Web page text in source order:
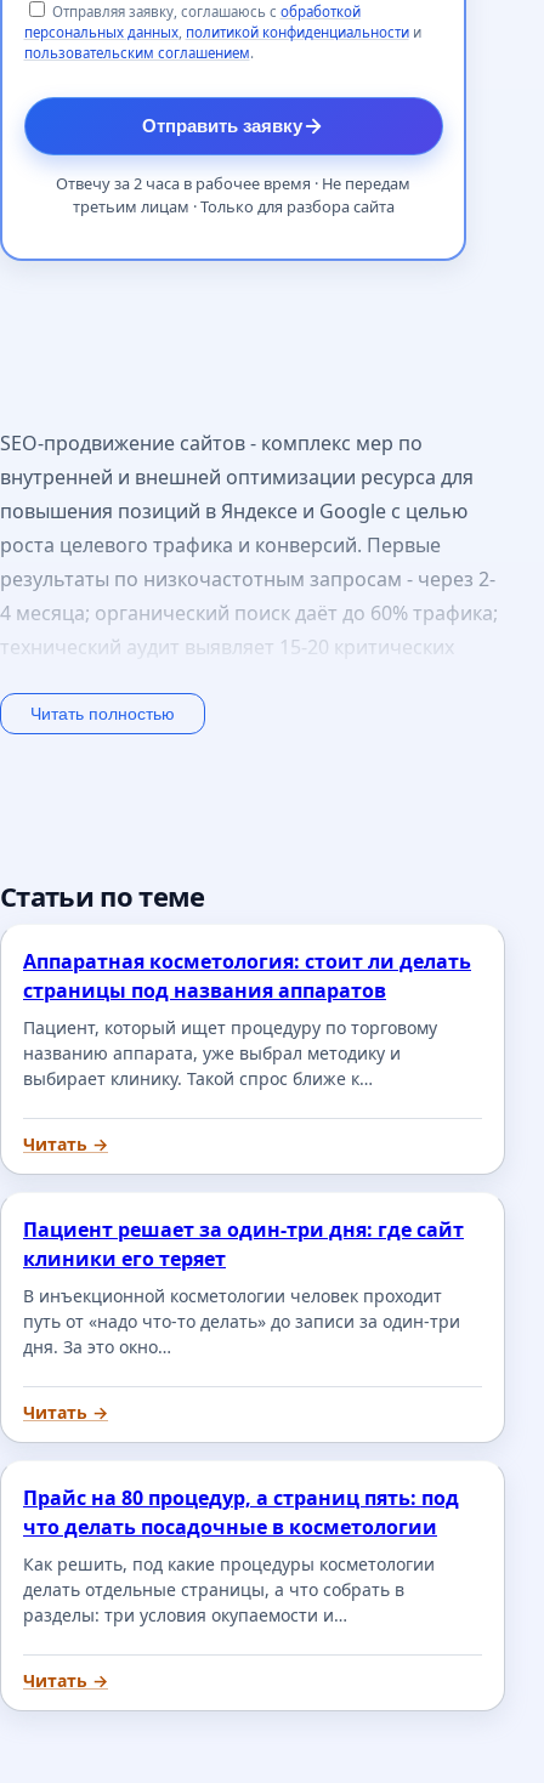
Отправляя заявку, соглашаюсь с обработкой
персональных данных, политикой конфиденциальностии
пользовательским соглашением.
Отправить заявку
Отвечу за 2 часа в рабочее время · Не передам
третьим лицам · Только для разбора сайта
SEO-продвижение сайтов - комплекс мер по
внутренней и внешней оптимизации ресурса для
повышения позиций в Яндексе и Google с целью
роста целевого трафика и конверсий. Первые
результаты по низкочастотным запросам - через 2-
4 месяца; органический поиск даёт до 60% трафика;
технический аудит выявляет 15-20 критических
Что даёт SEO-продвижение бизнесу
Клик из Директа в Москве - от 100 до 1500 руб.
вложений в продвижение. При бюджете 75 000 руб./
мес SEO окупается на 4-6 месяц.
🔒
Позиции не исчезают при остановке бюджета.
привлекать трафик месяцами. Контекстная реклама
останавливается вместе с деньгами.
🎯
Охват тысяч запросов
правильной структуре приводит трафик по сотням и
тысячам запросов - от высокочастотных до длинного
✅
Доверие пользователя
Читать полностью
Статьи по теме
Аппаратная косметология: стоит ли делать
страницы под названия аппаратов
Пациент, который ищет процедуру по торговому
названию аппарата, уже выбрал методику и
выбирает клинику. Такой спрос ближе к…
Читать →
Пациент решает за один-три дня: где сайт
клиники его теряет
В инъекционной косметологии человек проходит
путь от «надо что-то делать» до записи за один-три
дня. За это окно…
Читать →
Прайс на 80 процедур, а страниц пять: под
что делать посадочные в косметологии
Как решить, под какие процедуры косметологии
делать отдельные страницы, а что собрать в
разделы: три условия окупаемости и…
Читать →